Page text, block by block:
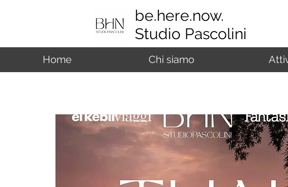
be.here.now.
Studio Pascolini
Home Chi siamo